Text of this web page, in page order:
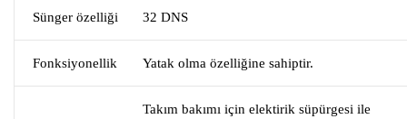
Sünger özelliği 32 DNS
Fonksiyonellik Yatak olma özelliğine sahiptir.
Takım bakımı için elektirik süpürgesi ile